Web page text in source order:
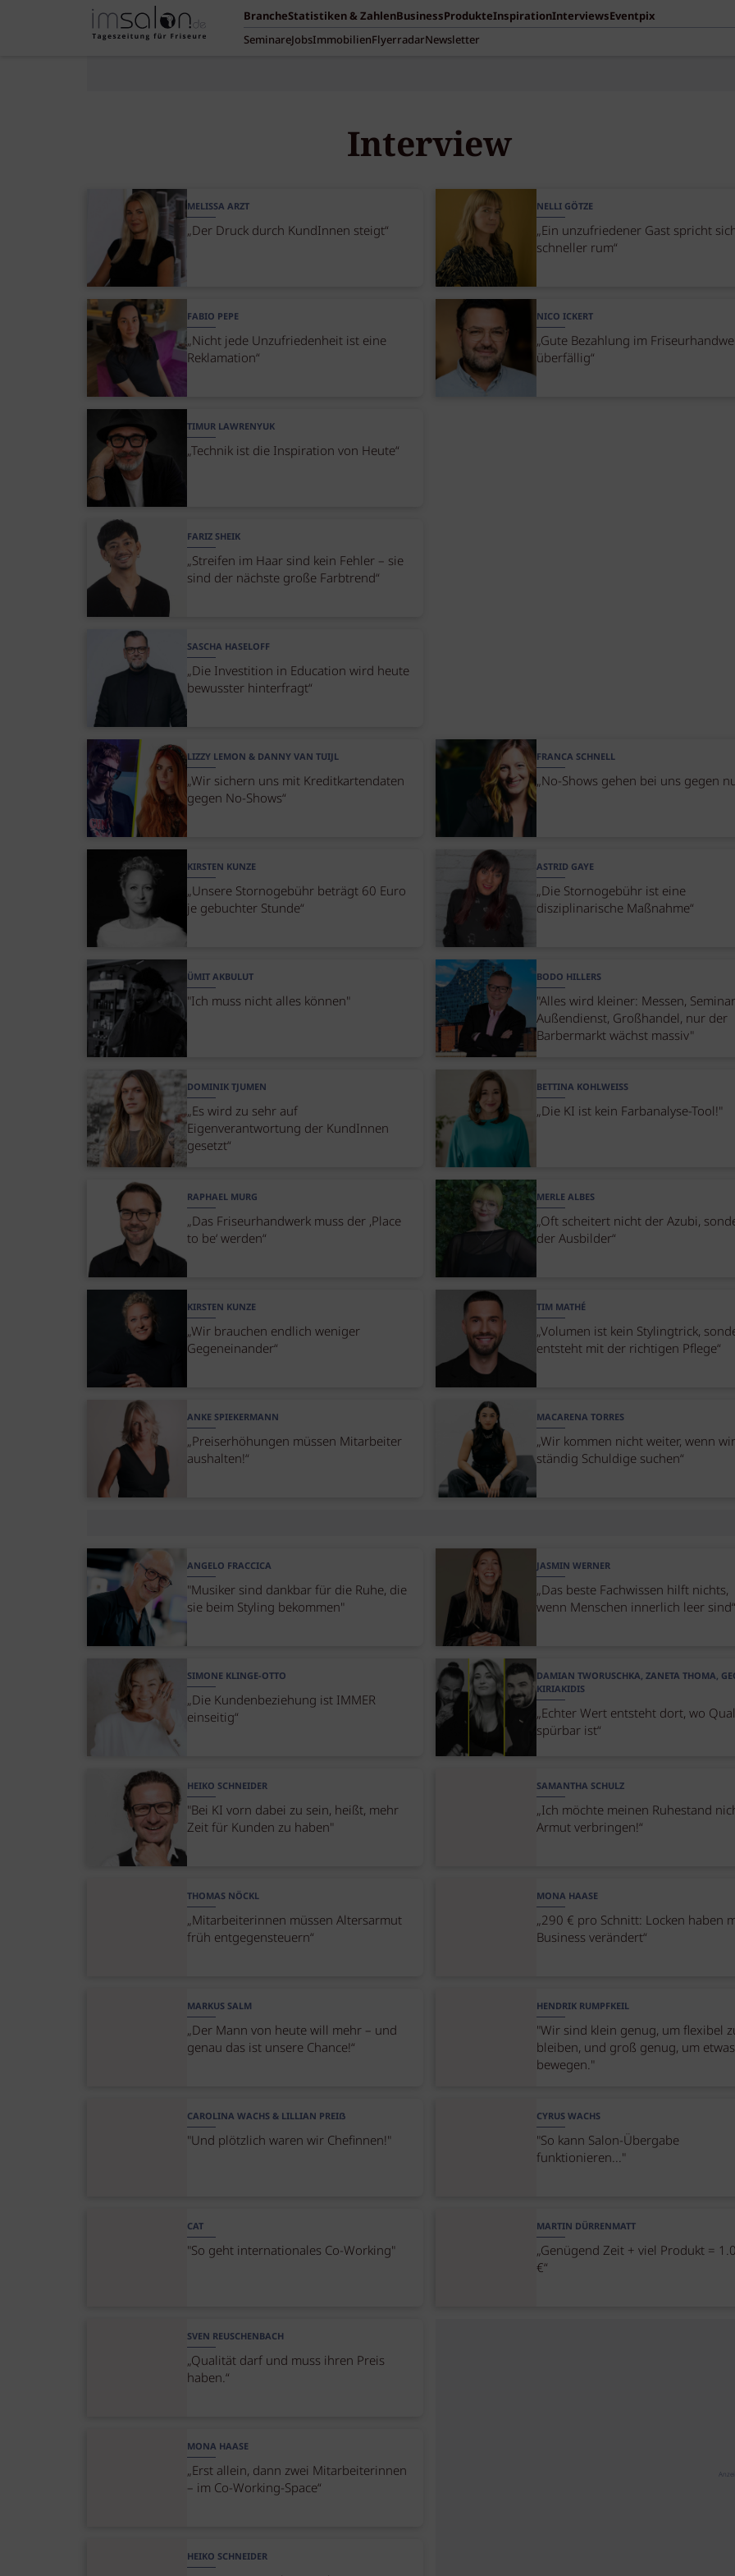
BrancheStatistiken & ZahlenBusinessProdukteInspirationInterviewsEventpix
SeminareJobsImmobilienFlyerradarNewsletter
Interview
MELISSA ARZT
„Der Druck durch KundInnen steigt“
NELLI GÖTZE
„Ein unzufriedener Gast spricht
schneller rum“
FABIO PEPE
„Nicht jede Unzufriedenheit ist eine
Reklamation“
NICO ICKERT
„Gute Bezahlung im
überfällig“
TIMUR LAWRENYUK
„Technik ist die Inspiration von Heute“
FARIZ SHEIK
„Streifen im Haar sind kein Fehler – sie
sind der nächste große Farbtrend“
SASCHA HASELOFF
„Die Investition in Education wird heute
bewusster hinterfragt“
LIZZY LEMON & DANNY VAN TUIJL
„Wir sichern uns mit Kreditkartendaten
gegen No-Shows“
FRANCA SCHNELL
„No-Shows gehen bei uns gegen
KIRSTEN KUNZE
„Unsere Stornogebühr beträgt 60 Euro
je gebuchter Stunde“
ASTRID GAYE
„Die Stornogebühr ist eine
disziplinarische Maßnahme“
ÜMIT AKBULUT
"Ich muss nicht alles können"
BODO HILLERS
"Alles wird kleiner: Messen,
Außendienst, Großhandel, nur der
Barbermarkt wächst massiv"
DOMINIK TJUMEN
„Es wird zu sehr auf
Eigenverantwortung der KundInnen
gesetzt“
BETTINA KOHLWEISS
„Die KI ist kein Farbanalyse-Tool!"
RAPHAEL MURG
„Das Friseurhandwerk muss der ‚Place
to be‘ werden“
MERLE ALBES
„Oft scheitert nicht der Azubi,
der Ausbilder“
KIRSTEN KUNZE
„Wir brauchen endlich weniger
Gegeneinander“
TIM MATHÉ
„Volumen ist kein Stylingtrick,
entsteht mit der richtigen Pflege“
ANKE SPIEKERMANN
„Preiserhöhungen müssen Mitarbeiter
aushalten!“
MACARENA TORRES
„Wir kommen nicht weiter, wenn wir
ständig Schuldige suchen“
ANGELO FRACCICA
"Musiker sind dankbar für die Ruhe, die
sie beim Styling bekommen"
JASMIN WERNER
„Das beste Fachwissen hilft nichts,
wenn Menschen innerlich leer sind“
SIMONE KLINGE-OTTO
„Die Kundenbeziehung ist IMMER
einseitig“
DAMIAN TWORUSCHKA, ZANETA THOMA,
KIRIAKIDIS
„Echter Wert entsteht dort, wo
spürbar ist“
HEIKO SCHNEIDER
"Bei KI vorn dabei zu sein, heißt, mehr
Zeit für Kunden zu haben"
SAMANTHA SCHULZ
„Ich möchte meinen Ruhestand
Armut verbringen!“
THOMAS NÖCKL
„Mitarbeiterinnen müssen Altersarmut
früh entgegensteuern“
MONA HAASE
„290 € pro Schnitt: Locken haben
Business verändert“
MARKUS SALM
„Der Mann von heute will mehr – und
genau das ist unsere Chance!“
HENDRIK RUMPFKEIL
"Wir sind klein genug, um flexibel
bleiben, und groß genug, um
bewegen."
CAROLINA WACHS & LILLIAN PREIẞ
"Und plötzlich waren wir Chefinnen!"
CYRUS WACHS
"So kann Salon-Übergabe
funktionieren..."
CAT
"So geht internationales Co-Working"
MARTIN DÜRRENMATT
„Genügend Zeit + viel Produkt =
€“
SVEN REUSCHENBACH
„Qualität darf und muss ihren Preis
haben.“
MONA HAASE
„Erst allein, dann zwei Mitarbeiterinnen
– im Co-Working-Space“
HEIKO SCHNEIDER